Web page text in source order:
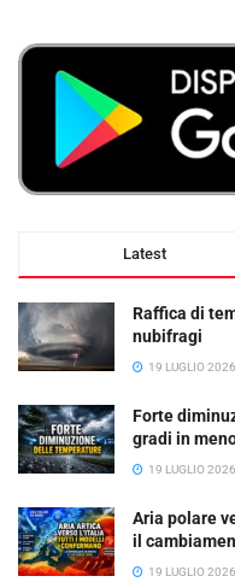
Latest
Raffica di
nubifragi
19 LUGLIO 2026
Forte
gradi in
19 LUGLIO 2026
Aria polare
il
19 LUGLIO 2026